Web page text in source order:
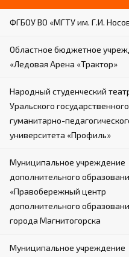
ФГБОУ ВО «МГТУ им. Г.И.
Областное бюджетное
«Ледовая Арена «Трактор»
Народный студенческий
Уральского государственного
гуманитарно-
университета «Профиль»
Муниципальное учреждение
дополнительного
«Правобережный центр
дополнительного
города Магнитогорска
Муниципальное учреждение